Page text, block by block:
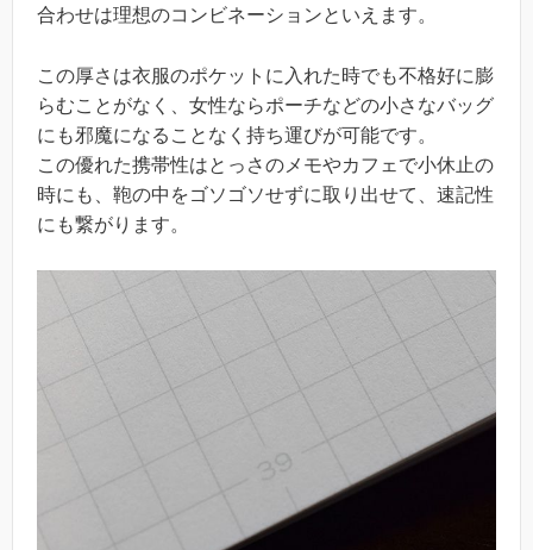
合わせは理想のコンビネーションといえます。
この厚さは衣服のポケットに入れた時でも不格好に膨
らむことがなく、女性ならポーチなどの小さなバッグ
にも邪魔になることなく持ち運びが可能です。
この優れた携帯性はとっさのメモやカフェで小休止の
時にも、鞄の中をゴソゴソせずに取り出せて、速記性
にも繋がります。